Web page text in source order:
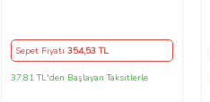
Sepet Fiyatı 354,53 TL
37,81 TL'den Başlayan Taksitlerle